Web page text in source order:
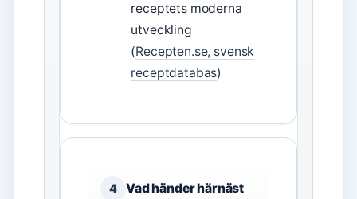
receptets moderna
utveckling
(Recepten.se, svensk
receptdatabas)
4 Vad händer härnäst